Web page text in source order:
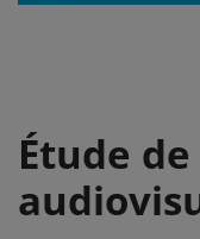
Étude